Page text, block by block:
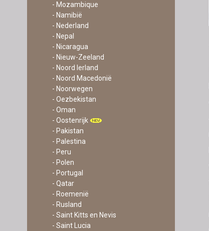
- Mozambique
- Namibië
- Nederland
- Nepal
- Nicaragua
- Nieuw-Zeeland
- Noord Ierland
- Noord Macedonië
- Noorwegen
- Oezbekistan
- Oman
- Oostenrijk
- Pakistan
- Palestina
- Peru
- Polen
- Portugal
- Qatar
- Roemenië
- Rusland
- Saint Kitts en Nevis
- Saint Lucia